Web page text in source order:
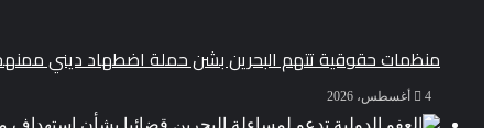
منظمات حقوقية تتهم البحرين بشن حملة اضطهاد ديني
4 أغسطس، 2026